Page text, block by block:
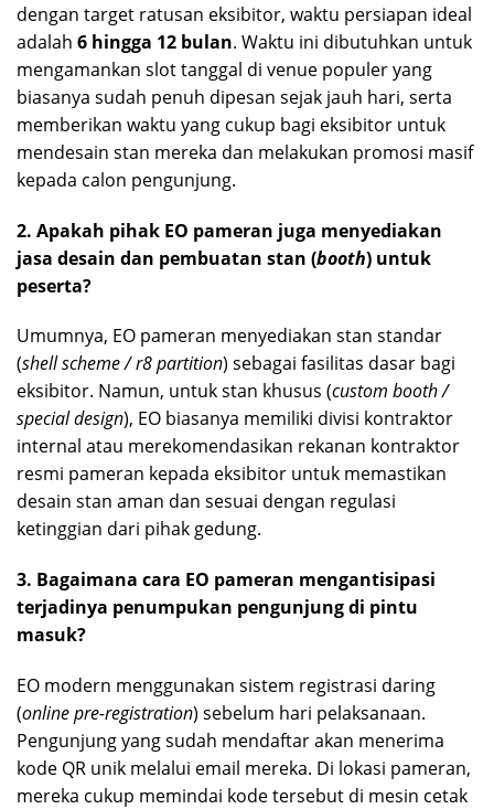
dengan target ratusan eksibitor, waktu persiapan ideal
adalah 6 hingga 12 bulan. Waktu ini dibutuhkan untuk
mengamankan slot tanggal di venue populer yang
biasanya sudah penuh dipesan sejak jauh hari, serta
memberikan waktu yang cukup bagi eksibitor untuk
mendesain stan mereka dan melakukan promosi masif
kepada calon pengunjung.
2. Apakah pihak EO pameran juga menyediakan
jasa desain dan pembuatan stan (booth) untuk
peserta?
Umumnya, EO pameran menyediakan stan standar
(shell scheme / r8 partition) sebagai fasilitas dasar bagi
eksibitor. Namun, untuk stan khusus (custom booth /
special design), EO biasanya memiliki divisi kontraktor
internal atau merekomendasikan rekanan kontraktor
resmi pameran kepada eksibitor untuk memastikan
desain stan aman dan sesuai dengan regulasi
ketinggian dari pihak gedung.
3. Bagaimana cara EO pameran mengantisipasi
terjadinya penumpukan pengunjung di pintu
masuk?
EO modern menggunakan sistem registrasi daring
(online pre-registration) sebelum hari pelaksanaan.
Pengunjung yang sudah mendaftar akan menerima
kode QR unik melalui email mereka. Di lokasi pameran,
mereka cukup memindai kode tersebut di mesin cetak